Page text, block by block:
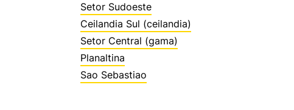
Setor Sudoeste
Ceilandia Sul (ceilandia)
Setor Central (gama)
Planaltina
Sao Sebastiao